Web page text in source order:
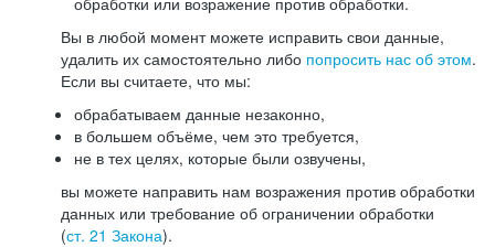
Вы в любой момент можете исправить свои данные,
удалить их самостоятельно либо попросить нас об этом.
Если вы считаете, что мы:
обрабатываем данные незаконно,
в большем объёме, чем это требуется,
не в тех целях, которые были озвучены,
вы можете направить нам возражения против обработки
данных или требование об ограничении обработки
(ст. 21 Закона).